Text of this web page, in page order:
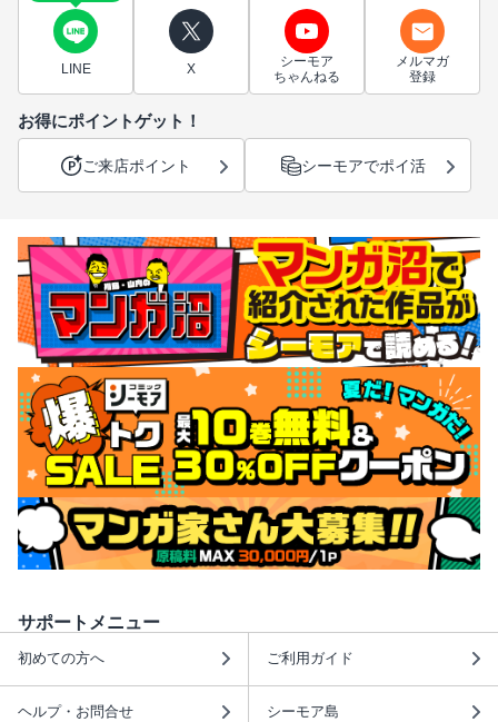
LINE X
シーモア
ちゃんねる
メルマガ
登録
お得にポイントゲット！
ご来店ポイント シーモアでポイ活
サポートメニュー
初めての方へ ご利用ガイド
ヘルプ・お問合せ シーモア島